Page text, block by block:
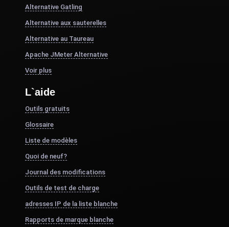
Alternative Gatling
Alternative aux sauterelles
Alternative au Taureau
Apache JMeter Alternative
Voir plus
L`aide
Outils gratuits
Glossaire
Liste de modèles
Quoi de neuf?
Journal des modifications
Outils de test de charge
adresses IP de la liste blanche
Rapports de marque blanche